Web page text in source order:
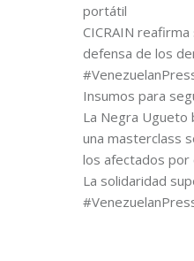
portátil
CICRAIN
defensa de los
Insumos para
La Negra Ugueto
una masterclass
los afectados
La solidaridad